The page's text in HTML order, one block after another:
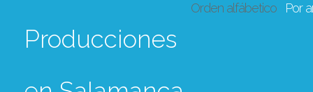
Orden alfábetico
Por
Producciones